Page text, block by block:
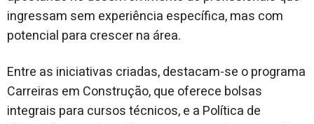
ingressam sem experiência específica, mas com
potencial para crescer na área.
Entre as iniciativas criadas, destacam-se o programa
Carreiras em Construção, que oferece bolsas
integrais para cursos técnicos, e a Política de